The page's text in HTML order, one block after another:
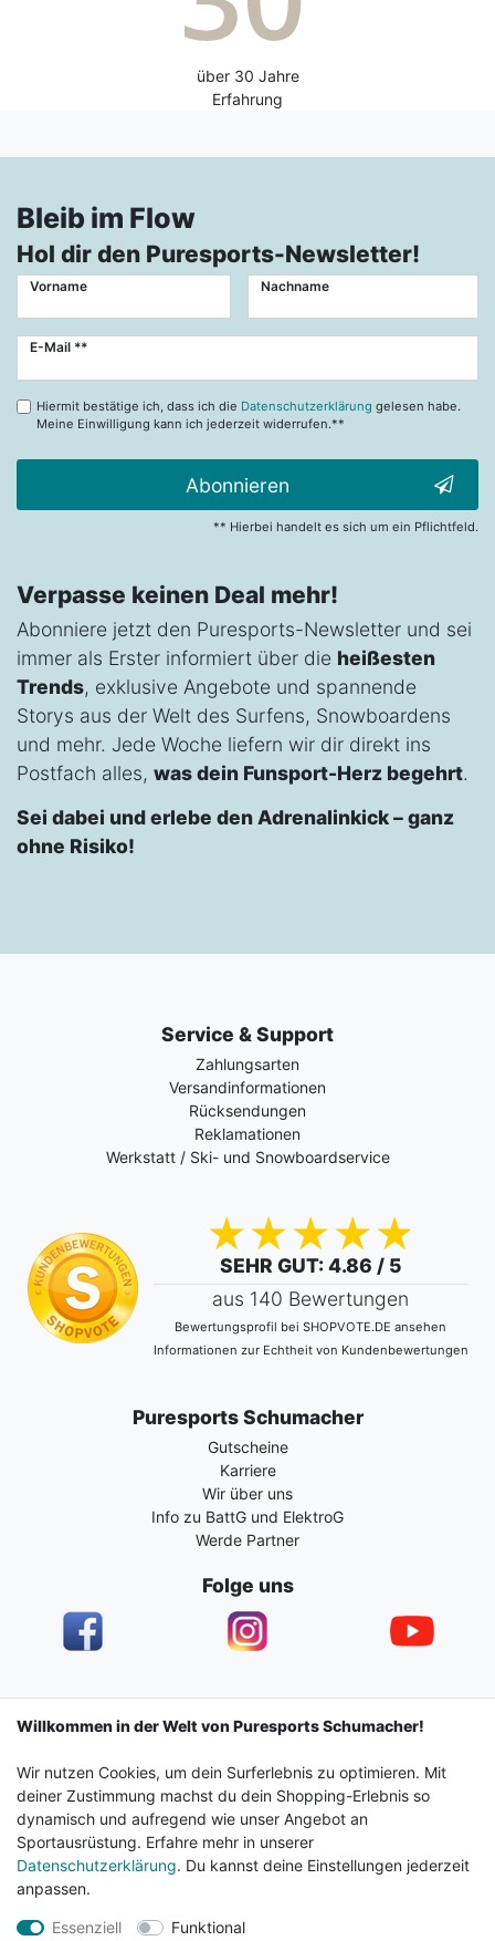
über 30 Jahre
Erfahrung
Bleib im Flow
Hol dir den Puresports-Newsletter!
Vorname Nachname
E-Mail **
Newsletter
Hiermit bestätige ich, dass ich die Datenschutzerklärung gelesen habe.
Meine Einwilligung kann ich jederzeit widerrufen.**
Abonnieren
** Hierbei handelt es sich um ein Pflichtfeld.
Verpasse keinen Deal mehr!
Abonniere jetzt den Puresports-Newsletter und sei
immer als Erster informiert über die heißesten
Trends, exklusive Angebote und spannende
Storys aus der Welt des Surfens, Snowboardens
und mehr. Jede Woche liefern wir dir direkt ins
Postfach alles, was dein Funsport-Herz begehrt.
Sei dabei und erlebe den Adrenalinkick – ganz
ohne Risiko!
Service & Support
Zahlungsarten
Versandinformationen
Rücksendungen
Reklamationen
Werkstatt / Ski- und Snowboardservice
SEHR GUT: 4.86 / 5
aus 140 Bewertungen
Bewertungsprofil bei SHOPVOTE.DE ansehen
Informationen zur Echtheit von Kundenbewertungen
Puresports Schumacher
Gutscheine
Karriere
Wir über uns
Info zu BattG und ElektroG
Werde Partner
Folge uns
Impressum Daten­schutz­erklärung AGB
Barrierefreiheitserklärung Widerrufs­recht
Vertrag widerrufen Kontakt
Willkommen in der Welt von Puresports Schumacher!
Wir nutzen Cookies, um dein Surferlebnis zu optimieren. Mit
deiner Zustimmung machst du dein Shopping-Erlebnis so
dynamisch und aufregend wie unser Angebot an
Sportausrüstung. Erfahre mehr in unserer
Datenschutzerklärung. Du kannst deine Einstellungen jederzeit
anpassen.
Essenziell Funktional